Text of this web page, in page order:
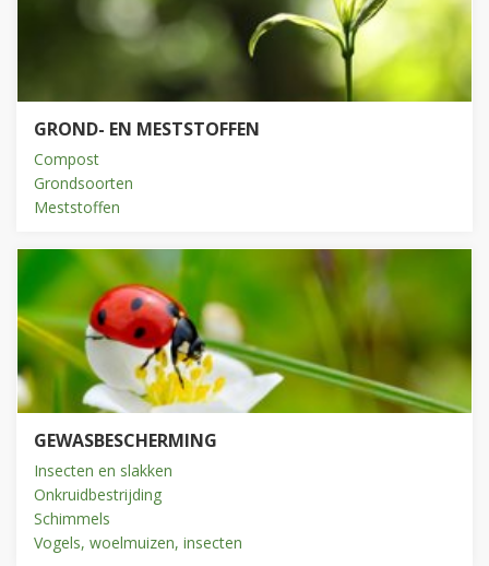
GROND- EN MESTSTOFFEN
Compost
Grondsoorten
Meststoffen
GEWASBESCHERMING
Insecten en slakken
Onkruidbestrijding
Schimmels
Vogels, woelmuizen, insecten